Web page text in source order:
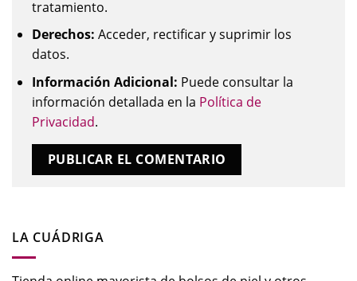
tratamiento.
Derechos: Acceder, rectificar y suprimir los
datos.
Información Adicional: Puede consultar la
información detallada en la Política de
Privacidad.
LA CUÁDRIGA